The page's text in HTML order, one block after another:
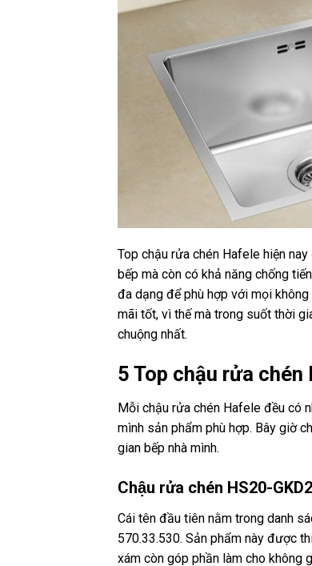
Top chậu rửa chén Hafele hiện
bếp mà còn có khả năng chống
đa dạng để phù hợp với mọi
mãi tốt, vì thế mà trong suốt thời
chuộng nhất.
5 Top chậu rửa
Mỗi chậu rửa chén Hafele đều có
mình sản phẩm phù hợp. Bây giờ
gian bếp nhà mình.
Chậu rửa chén HS20-
Cái tên đầu tiên nằm trong danh
570.33.530. Sản phẩm này được
xám còn góp phần làm cho không